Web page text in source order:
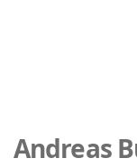
Anfang
der
Andreas